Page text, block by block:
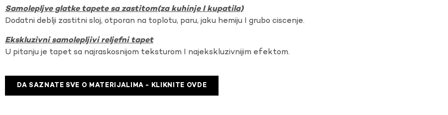
Samolepljve glatke tapete sa zastitom(za kuhinje I kupatila)
Dodatni deblji zastitni sloj, otporan na toplotu, paru, jaku hemiju I grubo ciscenje.
Ekskluzivni samolepljivi reljefni tapet
U pitanju je tapet sa najraskosnijom teksturom I najekskluzivnijim efektom.
DA SAZNATE SVE O MATERIJALIMA - KLIKNITE OVDE